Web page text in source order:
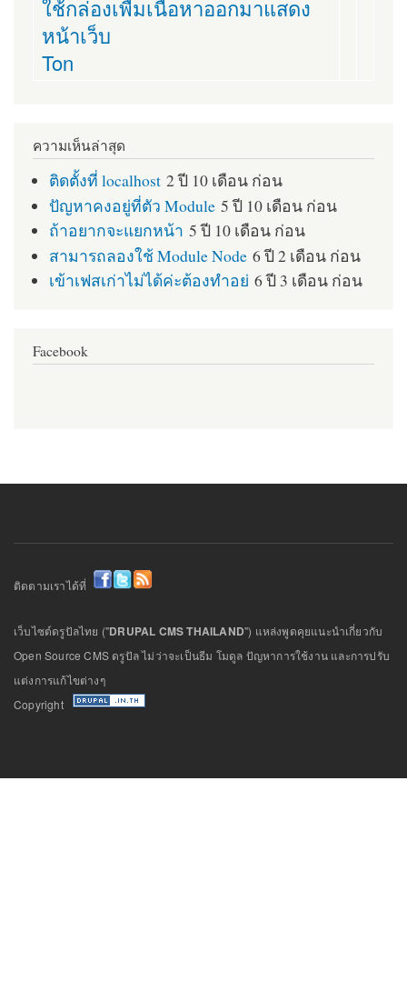
ใช้กล่องเพื่มเนื้อหาออกมาแสดง
หน้าเว็บ
Ton
ความเห็นล่าสุด
ติดตั้งที่ localhost 2 ปี 10 เดือน ก่อน
ปัญหาคงอยู่ที่ตัว Module 5 ปี 10 เดือน ก่อน
ถ้าอยากจะแยกหน้า 5 ปี 10 เดือน ก่อน
สามารถลองใช้ Module Node 6 ปี 2 เดือน ก่อน
เข้าเฟสเก่าไม่ได้ค่ะต้องทำอย่ 6 ปี 3 เดือน ก่อน
Facebook
ติดตามเราได้ที่
เว็บไซต์ดรูปัลไทย ("DRUPAL CMS THAILAND") แหล่งพูดคุยแนะนำเกี่ยวกับ
Open Source CMS ดรูปัล ไม่ว่าจะเป็นธีม โมดูล ปัญหาการใช้งาน และการปรับ
แต่งการแก้ไขต่างๆ
Copyright